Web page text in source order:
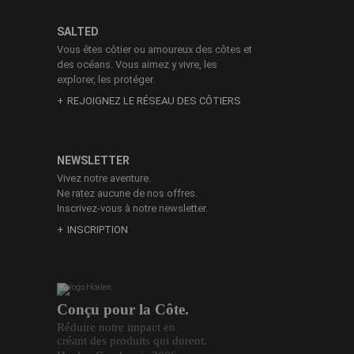
Conçu pour la Côte.
Réduire notre impact en
créant des produits qui durent.
SALTED
Vous êtes côtier ou amoureux des côtes et
des océans. Vous aimez y vivre, les
explorer, les protéger.
REJOIGNEZ LE RÉSEAU DES CÔTIERS
NEWSLETTER
Vivez notre aventure.
Ne ratez aucune de nos offres.
Inscrivez-vous à notre newsletter.
INSCRIPTION